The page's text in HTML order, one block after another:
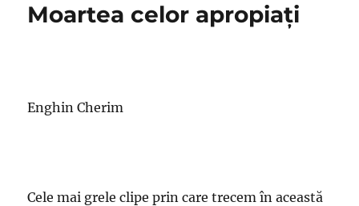
Moartea celor apropiați
Enghin Cherim
Cele mai grele clipe prin care trecem în această